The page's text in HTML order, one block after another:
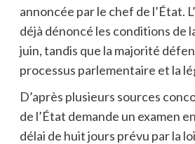
annoncée par le chef de l’État.
déjà dénoncé les conditions de
juin, tandis que la majorité
processus parlementaire et la
D’après plusieurs sources
de l’État demande un examen
délai de huit jours prévu par la